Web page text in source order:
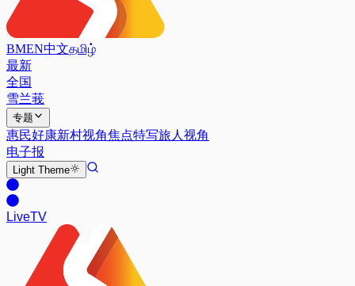
BMEN中文தமிழ்
最新
全国
雪兰莪
专题
惠民好康新村视角焦点特写旅人视角
电子报
Light Theme
LiveTV